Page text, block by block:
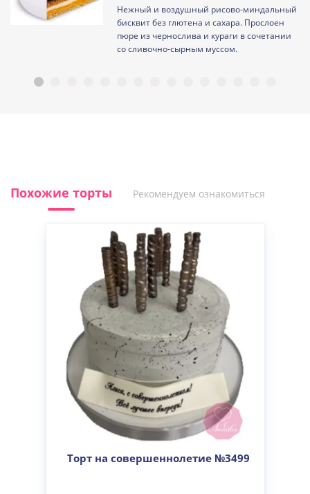
Нежный и воздушный рисово-миндальный
бисквит без глютена и сахара. Прослоен
пюре из чернослива и кураги в сочетании
со сливочно-сырным муссом.
Похожие торты Рекомендуем ознакомиться
Торт на совершеннолетие №3499